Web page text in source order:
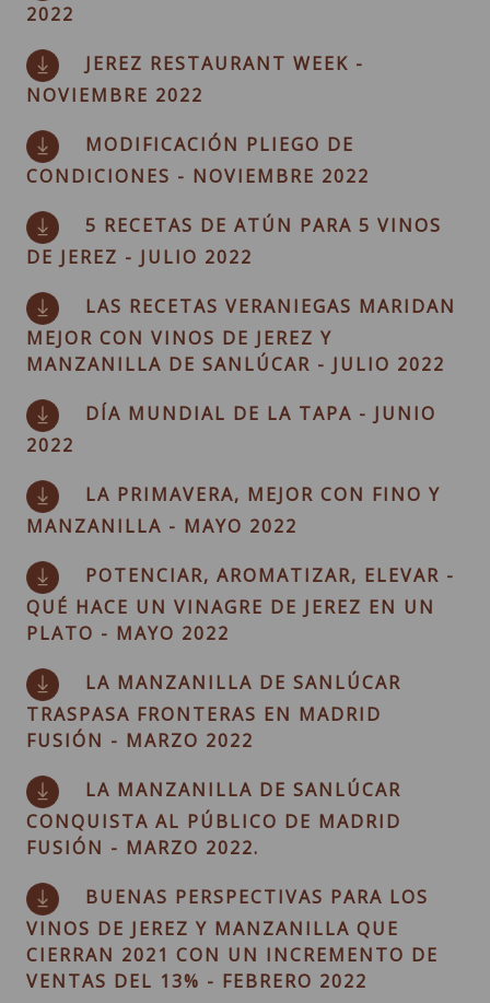
2022
JEREZ RESTAURANT WEEK -
NOVIEMBRE 2022
MODIFICACIÓN PLIEGO DE
CONDICIONES - NOVIEMBRE 2022
5 RECETAS DE ATÚN PARA 5 VINOS
DE JEREZ - JULIO 2022
LAS RECETAS VERANIEGAS MARIDAN
MEJOR CON VINOS DE JEREZ Y
MANZANILLA DE SANLÚCAR - JULIO 2022
DÍA MUNDIAL DE LA TAPA - JUNIO
2022
LA PRIMAVERA, MEJOR CON FINO Y
MANZANILLA - MAYO 2022
POTENCIAR, AROMATIZAR, ELEVAR -
QUÉ HACE UN VINAGRE DE JEREZ EN UN
PLATO - MAYO 2022
LA MANZANILLA DE SANLÚCAR
TRASPASA FRONTERAS EN MADRID
FUSIÓN - MARZO 2022
LA MANZANILLA DE SANLÚCAR
CONQUISTA AL PÚBLICO DE MADRID
FUSIÓN - MARZO 2022.
BUENAS PERSPECTIVAS PARA LOS
VINOS DE JEREZ Y MANZANILLA QUE
CIERRAN 2021 CON UN INCREMENTO DE
VENTAS DEL 13% - FEBRERO 2022